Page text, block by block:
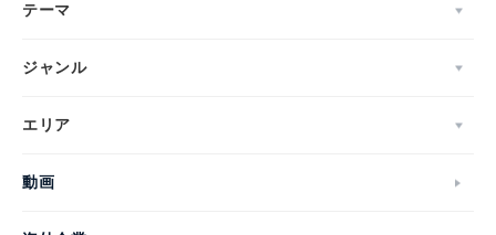
テーマ
ジャンル
エリア
動画